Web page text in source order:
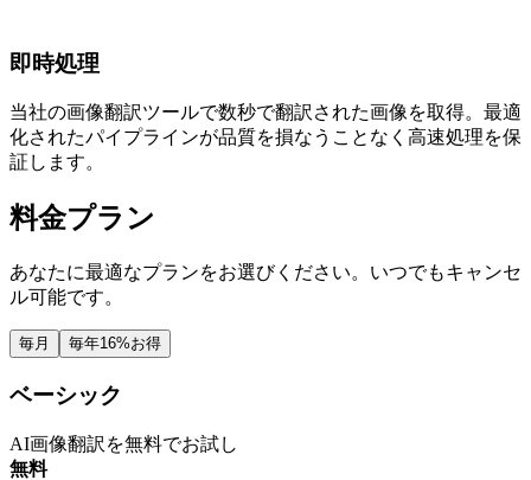
即時処理
当社の画像翻訳ツールで数秒で翻訳された画像を取得。最適
化されたパイプラインが品質を損なうことなく高速処理を保
証します。
料金プラン
あなたに最適なプランをお選びください。いつでもキャンセ
ル可能です。
毎月 毎年16%お得
ベーシック
AI画像翻訳を無料でお試し
無料